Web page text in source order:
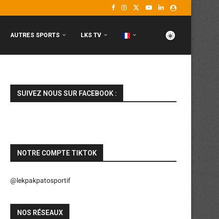
AUTRES SPORTS LKS TV
SUIVEZ NOUS SUR FACEBOOK :
NOTRE COMPTE TIKTOK
@lekpakpatosportif
NOS RÉSEAUX